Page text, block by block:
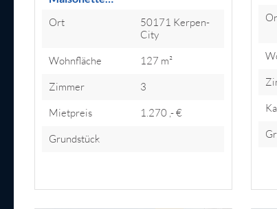
Ort
50171 Kerpen-
City
Wohnfläche
127 m²
Zimmer
3
Mietpreis
1.270 ,- €
Grundstück